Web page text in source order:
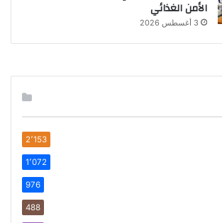
الأمن الغذائي
3 أغسطس 2026
2٬153
1٬072
976
488